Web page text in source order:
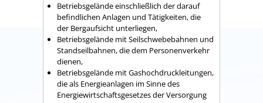
Betriebsgelände einschließlich der darauf
befindlichen Anlagen und Tätigkeiten, die
der Bergaufsicht unterliegen,
Betriebsgelände mit Seilschwebebahnen und
Standseilbahnen, die dem Personenverkehr
dienen,
Betriebsgelände mit Gashochdruckleitungen,
die als Energieanlagen im Sinne des
Energiewirtschaftsgesetzes der Versorgung